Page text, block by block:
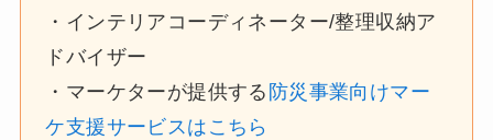
・インテリアコーディネーター/整理収納ア
ドバイザー
・マーケターが提供する 防災事業向けマー
ケ支援サービスはこちら